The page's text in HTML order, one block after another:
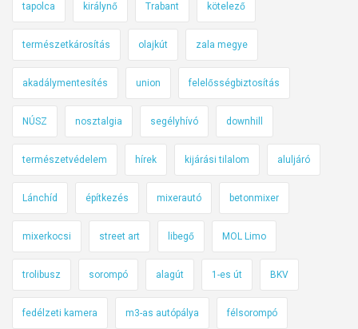
tapolca királynő Trabant kötelező
természetkárosítás olajkút zala megye
akadálymentesítés union felelősségbiztosítás
NÚSZ nosztalgia segélyhívó downhill
természetvédelem hírek kijárási tilalom aluljáró
Lánchíd építkezés mixerautó betonmixer
mixerkocsi street art libegő MOL Limo
trolibusz sorompó alagút 1-es út BKV
fedélzeti kamera m3-as autópálya félsorompó